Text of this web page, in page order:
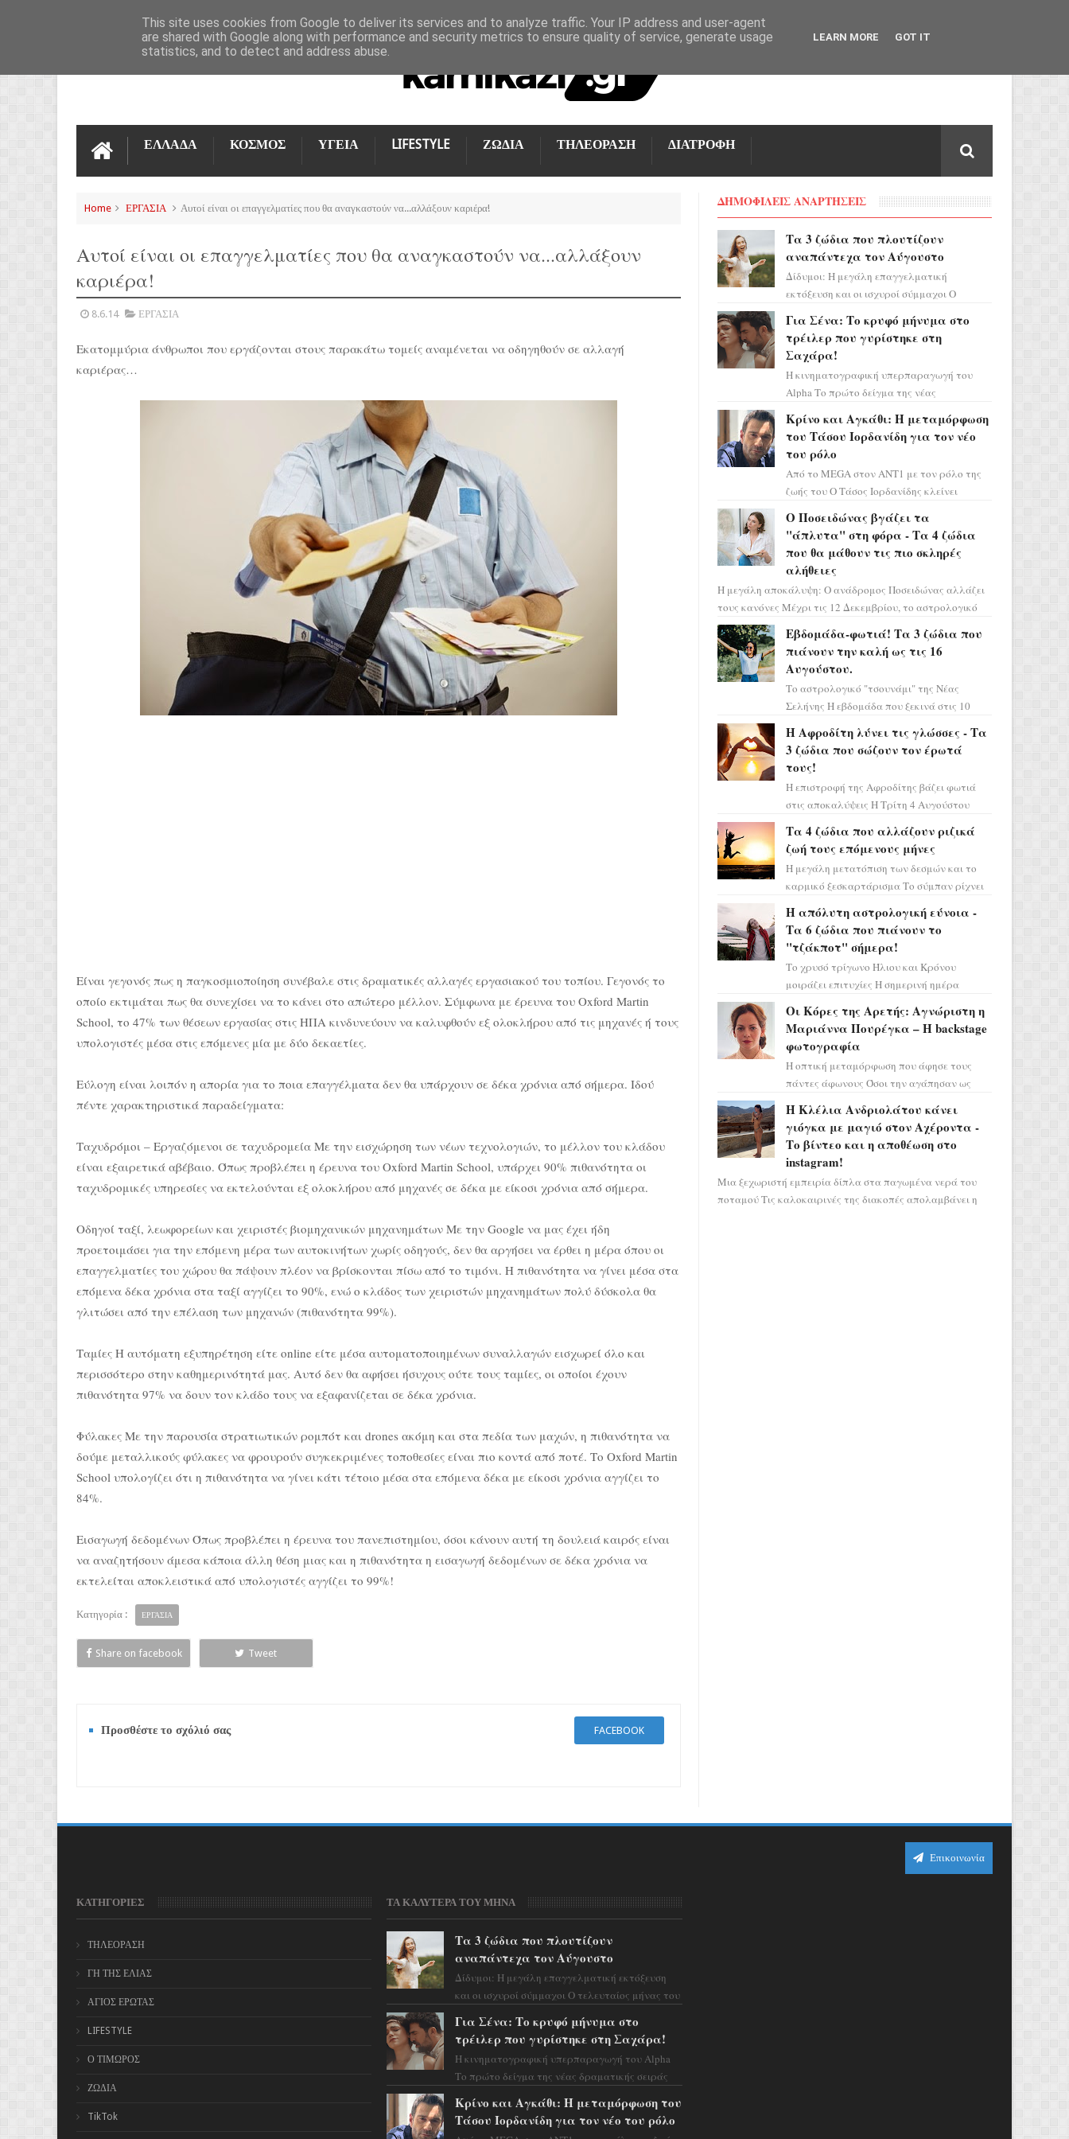
ΕΠΙΚΟΙΝΩΝΊΑ
ΕΛΛΑΔΑ ΚΟΣΜΟΣ ΥΓΕΙΑ LIFESTYLE ΖΩΔΙΑ ΤΗΛΕΟΡΑΣΗ ΔΙΑΤΡΟΦΗ
Home ΕΡΓΑΣΙΑ Αυτοί είναι οι επαγγελματίες που θα αναγκαστούν να...αλλάξουν καριέρα!
Αυτοί είναι οι επαγγελματίες που θα αναγκαστούν να...αλλάξουν
καριέρα!
8.6.14 ΕΡΓΑΣΙΑ
Εκατομμύρια άνθρωποι που εργάζονται στους παρακάτω τομείς αναμένεται να οδηγηθούν σε αλλαγή
καριέρας…
Είναι γεγονός πως η παγκοσμιοποίηση συνέβαλε στις δραματικές αλλαγές εργασιακού του τοπίου. Γεγονός το
οποίο εκτιμάται πως θα συνεχίσει να το κάνει στο απώτερο μέλλον. Σύμφωνα με έρευνα του Oxford Martin
School, το 47% των θέσεων εργασίας στις ΗΠΑ κινδυνεύουν να καλυφθούν εξ ολοκλήρου από τις μηχανές ή τους
υπολογιστές μέσα στις επόμενες μία με δύο δεκαετίες.
Εύλογη είναι λοιπόν η απορία για το ποια επαγγέλματα δεν θα υπάρχουν σε δέκα χρόνια από σήμερα. Ιδού
πέντε χαρακτηριστικά παραδείγματα:
Ταχυδρόμοι – Εργαζόμενοι σε ταχυδρομεία Με την εισχώρηση των νέων τεχνολογιών, το μέλλον του κλάδου
είναι εξαιρετικά αβέβαιο. Όπως προβλέπει η έρευνα του Oxford Martin School, υπάρχει 90% πιθανότητα οι
ταχυδρομικές υπηρεσίες να εκτελούνται εξ ολοκλήρου από μηχανές σε δέκα με είκοσι χρόνια από σήμερα.
Οδηγοί ταξί, λεωφορείων και χειριστές βιομηχανικών μηχανημάτων Με την Google να μας έχει ήδη
προετοιμάσει για την επόμενη μέρα των αυτοκινήτων χωρίς οδηγούς, δεν θα αργήσει να έρθει η μέρα όπου οι
επαγγελματίες του χώρου θα πάψουν πλέον να βρίσκονται πίσω από το τιμόνι. Η πιθανότητα να γίνει μέσα στα
επόμενα δέκα χρόνια στα ταξί αγγίζει το 90%, ενώ ο κλάδος των χειριστών μηχανημάτων πολύ δύσκολα θα
γλιτώσει από την επέλαση των μηχανών (πιθανότητα 99%).
Ταμίες Η αυτόματη εξυπηρέτηση είτε online είτε μέσα αυτοματοποιημένων συναλλαγών εισχωρεί όλο και
περισσότερο στην καθημερινότητά μας. Αυτό δεν θα αφήσει ήσυχους ούτε τους ταμίες, οι οποίοι έχουν
πιθανότητα 97% να δουν τον κλάδο τους να εξαφανίζεται σε δέκα χρόνια.
Φύλακες Με την παρουσία στρατιωτικών ρομπότ και drones ακόμη και στα πεδία των μαχών, η πιθανότητα να
δούμε μεταλλικούς φύλακες να φρουρούν συγκεκριμένες τοποθεσίες είναι πιο κοντά από ποτέ. Το Oxford Martin
School υπολογίζει ότι η πιθανότητα να γίνει κάτι τέτοιο μέσα στα επόμενα δέκα με είκοσι χρόνια αγγίζει το
84%.
Εισαγωγή δεδομένων Όπως προβλέπει η έρευνα του πανεπιστημίου, όσοι κάνουν αυτή τη δουλειά καιρός είναι
να αναζητήσουν άμεσα κάποια άλλη θέση μιας και η πιθανότητα η εισαγωγή δεδομένων σε δέκα χρόνια να
εκτελείται αποκλειστικά από υπολογιστές αγγίζει το 99%!
Κατηγορία : ΕΡΓΑΣΙΑ
Share on facebook Tweet
Προσθέστε το σχόλιό σας FACEBOOK
ΔΗΜΟΦΙΛΕΙΣ ΑΝΑΡΤΗΣΕΙΣ
Τα 3 ζώδια που πλουτίζουν
αναπάντεχα τον Αύγουστο
Δίδυμοι: Η μεγάλη επαγγελματική
εκτόξευση και οι ισχυροί σύμμαχοι Ο
να ανατρέψει τα πάντα γύρω α...
Για Σένα: Το κρυφό μήνυμα στο
τρέιλερ που γυρίστηκε στη
Σαχάρα!
Η κινηματογραφική υπερπαραγωγή του
Alpha Το πρώτο δείγμα της νέας
η αισθητική του ξεπερνά κάθε π...
Κρίνο και Αγκάθι: Η μεταμόρφωση
του Τάσου Ιορδανίδη για τον νέο
του ρόλο
Από το MEGA στον ΑΝΤ1 με τον ρόλο της
ζωής του Ο Τάσος Ιορδανίδης κλείνει
επιτυχίας «Μια Νύχτα Μόνο» ...
Ο Ποσειδώνας βγάζει τα
"άπλυτα" στη φόρα - Τα 4 ζώδια
που θα μάθουν τις πιο σκληρές
αλήθειες
Η μεγάλη αποκάλυψη: Ο ανάδρομος Ποσειδώνας αλλάζει
τους κανόνες Μέχρι τις 12 Δεκεμβρίου, το αστρολογικό
σκηνικό θυμίζει ταινία μυστηρίου ...
Εβδομάδα-φωτιά! Τα 3 ζώδια που
πιάνουν την καλή ως τις 16
Αυγούστου.
Το αστρολογικό "τσουνάμι" της Νέας
Σελήνης Η εβδομάδα που ξεκινά στις 10
συνηθισμένη περίοδο...
Η Αφροδίτη λύνει τις γλώσσες - Τα
3 ζώδια που σώζουν τον έρωτά
τους!
Η επιστροφή της Αφροδίτης βάζει φωτιά
στις αποκαλύψεις Η Τρίτη 4 Αυγούστου
ορόσημο, καθώς η Αφροδίτη πρ...
Τα 4 ζώδια που αλλάζουν ριζικά
ζωή τους επόμενους μήνες
Η μεγάλη μετατόπιση των δεσμών και το
καρμικό ξεσκαρτάρισμα Το σύμπαν ρίχνει
προειδοποιεί: οι σελην...
Η απόλυτη αστρολογική εύνοια -
Τα 6 ζώδια που πιάνουν το
"τζάκποτ" σήμερα!
Το χρυσό τρίγωνο Ήλιου και Κρόνου
μοιράζει επιτυχίες Η σημερινή ημέρα
αποδεικνύοντας πως η πραγματική
επιτυχί...
Οι Κόρες της Αρετής: Αγνώριστη η
Μαριάννα Πουρέγκα – H backstage
φωτογραφία
Η οπτική μεταμόρφωση που άφησε τους
πάντες άφωνους Όσοι την αγάπησαν ως
πρέπει τώρα να προετοιμαστο...
Η Κλέλια Ανδριολάτου κάνει
γιόγκα με μαγιό στον Αχέροντα -
Το βίντεο και η αποθέωση στο
instagram!
Μια ξεχωριστή εμπειρία δίπλα στα παγωμένα νερά του
ποταμού Τις καλοκαιρινές της διακοπές απολαμβάνει η
Επικοινωνία
ΚΑΤΗΓΟΡΙΕΣ
ΤΗΛΕΟΡΑΣΗ
ΓΗ ΤΗΣ ΕΛΙΑΣ
ΑΓΙΟΣ ΕΡΩΤΑΣ
LIFESTYLE
Ο ΤΙΜΩΡΟΣ
ΖΩΔΙΑ
TikTok
ΤΑ ΚΑΛΥΤΕΡΑ ΤΟΥ ΜΗΝΑ
Τα 3 ζώδια που πλουτίζουν
αναπάντεχα τον Αύγουστο
Δίδυμοι: Η μεγάλη επαγγελματική εκτόξευση
και οι ισχυροί σύμμαχοι Ο τελευταίος μήνας του
γύρω α...
Για Σένα: Το κρυφό μήνυμα στο
τρέιλερ που γυρίστηκε στη Σαχάρα!
Η κινηματογραφική υπερπαραγωγή του Alpha
Το πρώτο δείγμα της νέας δραματικής σειράς
κάθε π...
Κρίνο και Αγκάθι: Η μεταμόρφωση του
Τάσου Ιορδανίδη για τον νέο του ρόλο
This site uses cookies from Google to deliver its services and to analyze traffic. Your IP address and user-agent
are shared with Google along with performance and security metrics to ensure quality of service, generate usage
statistics, and to detect and address abuse.
LEARN MORE GOT IT